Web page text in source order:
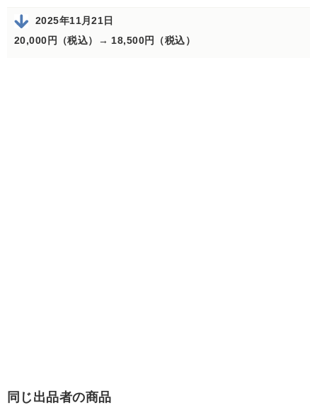
2025年11月21日
20,000円（税込）→ 18,500円（税込）
同じ出品者の商品